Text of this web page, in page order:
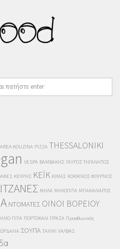
KOUZINA PIZZA THESSALONIKI
VESPA ΒΑΜΒΑΚΗΣ ΓΑΥΡΟΣ ΤΗΓΑΝΗΤΟΣ
ΚΕΧΡΗΣ ΚΕΪΚ ΚΙΜΑΣ ΚΟΚΚΙΝΟΣ ΦΟΥΡΝΟΣ
ΜΗΛΑ ΜΗΛΟΠΙΤΑ ΜΠΑΚΑΛΙΑΡΟΣ
ΝΤΟΜΑΤΕΣ ΟΙΝΟΙ ΒΟΡΕΙΟΥ
ΠΙΤΑ ΠΟΡΤΟΚΑΛΙ ΠΡΑΣΑ Προαθωνικός
ΣΟΥΠΑ ΤΑΧΙΝΙ ΧΑΛΒΑΣ